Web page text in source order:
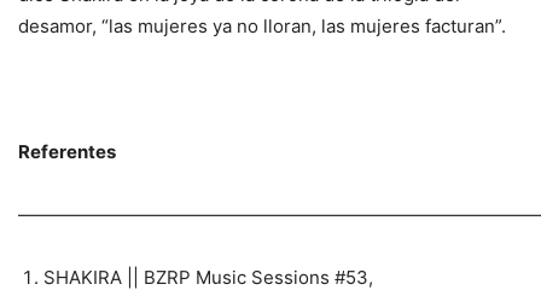
desamor, “las mujeres ya no lloran, las mujeres facturan”.
Referentes
SHAKIRA || BZRP Music Sessions #53,